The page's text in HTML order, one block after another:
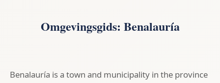
Omgevingsgids: Benalauría
Benalauría is a town and municipality in the province